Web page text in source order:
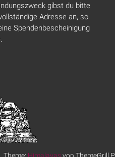
gibst du bitte
Adresse an, so
Spendenbescheinigung
. Theme: Himalayas von ThemeGrill